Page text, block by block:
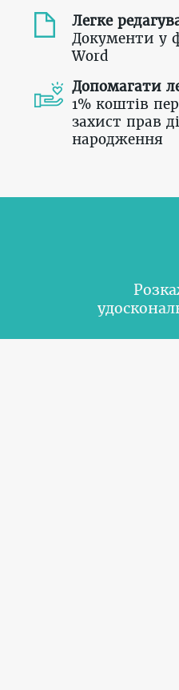
Легке
Документи у
Word
Допомагати
1% коштів
захист прав
народження